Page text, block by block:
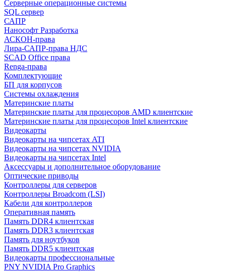
Серверные операционные системы
SQL сервер
САПР
Нанософт Разработка
АСКОН-права
Лира-САПР-права НДС
SCAD Office права
Renga-права
Комплектующие
БП для корпусов
Системы охлаждения
Материнские платы
Материнские платы для процесоров AMD клиентские
Материнские платы для процесоров Intel клиентские
Видеокарты
Видеокарты на чипсетах ATI
Видеокарты на чипсетах NVIDIA
Видеокарты на чипсетах Intel
Аксессуары и дополнительное оборудование
Оптические приводы
Контроллеры для серверов
Контроллеры Broadcom (LSI)
Кабели для контроллеров
Оперативная память
Память DDR4 клиентская
Память DDR3 клиентская
Память для ноутбуков
Память DDR5 клиентская
Видеокарты профессиональные
PNY NVIDIA Pro Graphics